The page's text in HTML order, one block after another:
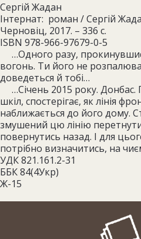
Сергій Жадан
Інтернат: роман / Сергій
Черновіц, 2017. – 336 с.
ISBN 978-966-97679-0-5
…Одного разу,
вогонь. Ти його не
доведеться й тобі…
…Січень 2015 року. Донбас.
шкіл, спостерігає, як лінія
наближається до його дому.
змушений цю лінію
повернутись назад. І для
потрібно визначитись, на
УДК 821.161.2-31
ББК 84(4Укр)
Ж-15